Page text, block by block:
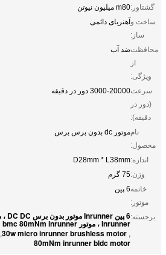
گشتاور:m80 میلیون نیوتن
ساخت و
ساز:
آهنربای دائمی
محافظت
از
ویژگی:
ضد آب
سرعت
(دور در
دقیقه):
3000-20000 دور در دقیقه
نام
محصول:
موتور dc بدون برس برس
اندازه:D28mm * L38mm
وزن:75 گرم
خاتمه
موتور:
6 پین
برجسته:
Inrunner ، موتور bmc 80mNm inrunner
,
30w micro inrunner brushless motor
,
80mNm inrunner bldc motor